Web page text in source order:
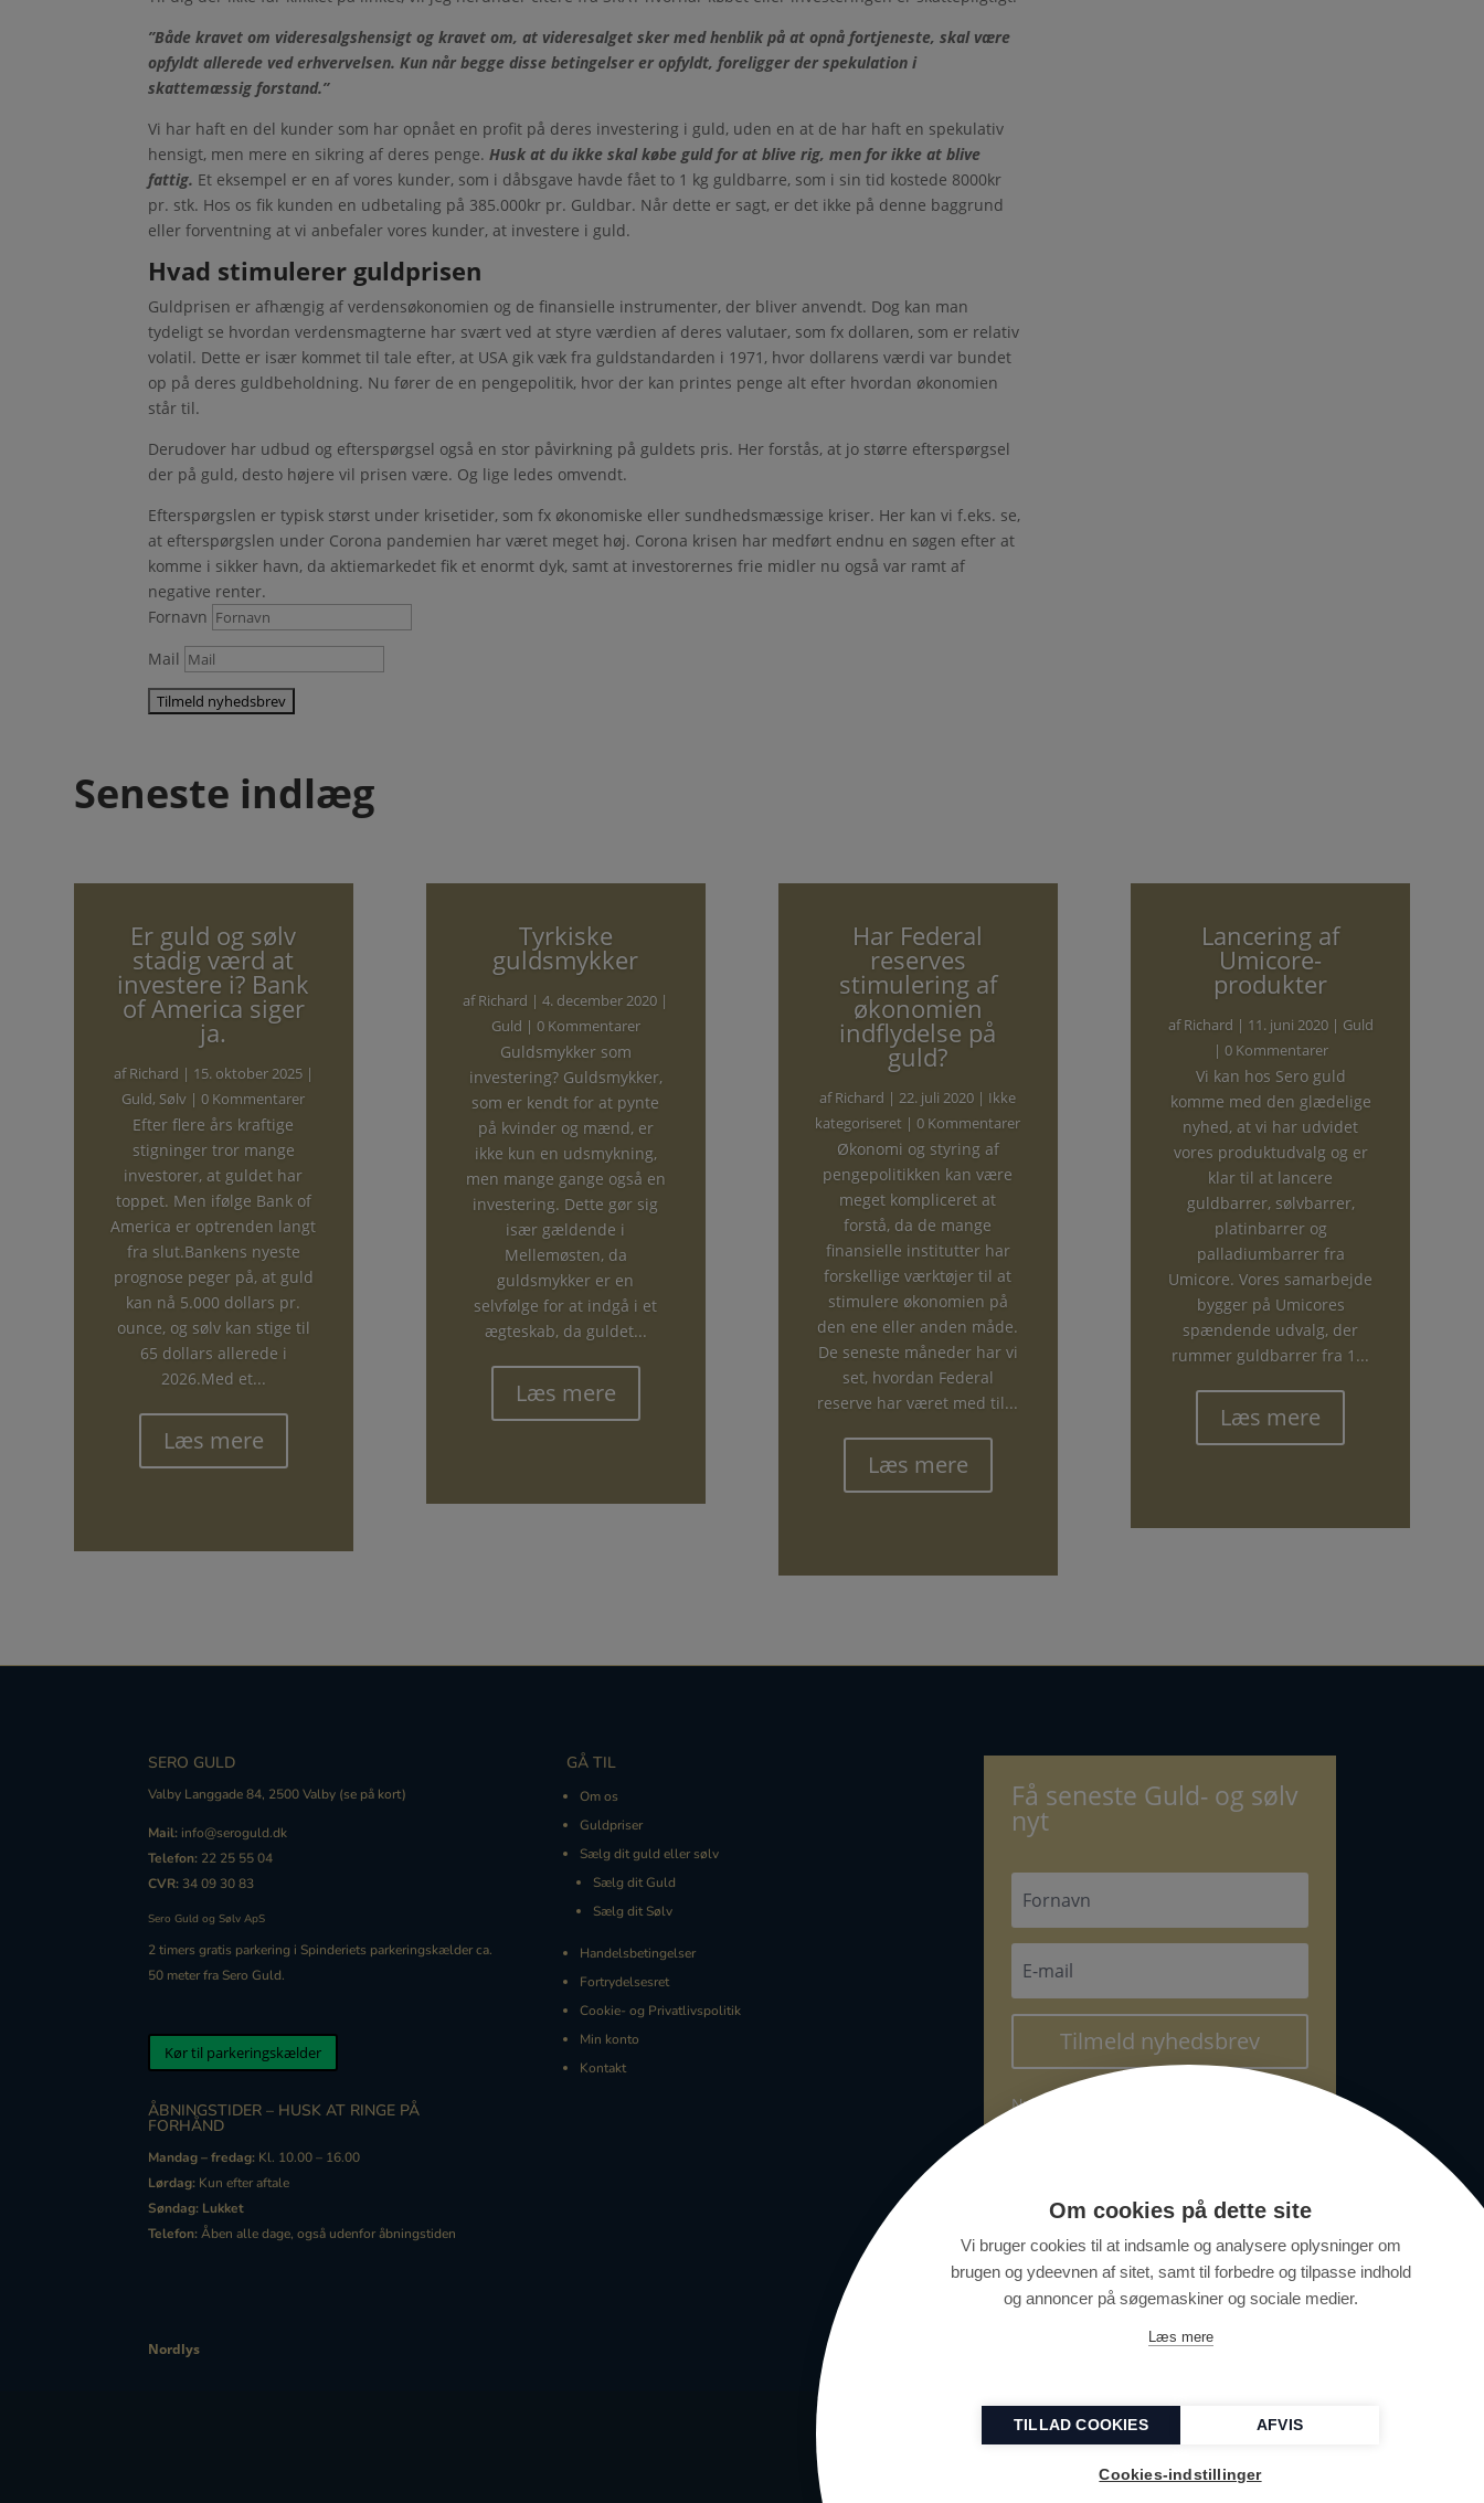
”Både kravet om videresalgshensigt og kravet om, at videresalget sker med henblik på at opnå fortjeneste, skal være
opfyldt allerede ved erhvervelsen. Kun når begge disse betingelser er opfyldt, foreligger der spekulation i
skattemæssig forstand.”
Vi har haft en del kunder som har opnået en profit på deres investering i guld, uden en at de har haft en spekulativ
hensigt, men mere en sikring af deres penge.Husk at du ikke skal købe guld for at blive rig, men for ikke at blive
fattig. Et eksempel er en af vores kunder, som i dåbsgave havde fået to 1 kg guldbarre, som i sin tid kostede 8000kr
pr. stk. Hos os fik kunden en udbetaling på 385.000kr pr. Guldbar. Når dette er sagt, er det ikke på denne baggrund
eller forventning at vi anbefaler vores kunder, at investere i guld.
Hvad stimulerer guldprisen
Guldprisen er afhængig af verdensøkonomien og de finansielle instrumenter, der bliver anvendt. Dog kan man
tydeligt se hvordan verdensmagterne har svært ved at styre værdien af deres valutaer, som fx dollaren, som er relativ
volatil. Dette er især kommet til tale efter, at USA gik væk fra guldstandarden i 1971, hvor dollarens værdi var bundet
op på deres guldbeholdning. Nu fører de en pengepolitik, hvor der kan printes penge alt efter hvordan økonomien
står til.
Derudover har udbud og efterspørgsel også en stor påvirkning på guldets pris. Her forstås, at jo større efterspørgsel
der på guld, desto højere vil prisen være. Og lige ledes omvendt.
Efterspørgslen er typisk størst under krisetider, som fx økonomiske eller sundhedsmæssige kriser. Her kan vi f.eks. se,
at efterspørgslen under Corona pandemien har været meget høj. Corona krisen har medført endnu en søgen efter at
komme i sikker havn, da aktiemarkedet fik et enormt dyk, samt at investorernes frie midler nu også var ramt af
negative renter.
Fornavn
Mail
Seneste indlæg
Er guld og sølv
stadig værd at
investere i? Bank
of America siger
ja.
afRichard | 15. oktober 2025|
Guld, Sølv | 0 Kommentarer
Efter flere års kraftige
stigninger tror mange
investorer, at guldet har
toppet. Men ifølge Bank of
America er optrenden langt
fra slut.Bankens nyeste
prognose peger på, at guld
kan nå 5.000 dollars pr.
ounce, og sølv kan stige til
65 dollars allerede i
2026.Med et...
Læs mere
Tyrkiske
guldsmykker
afRichard |4. december 2020 |
Guld | 0 Kommentarer
Guldsmykker som
investering? Guldsmykker,
som er kendt for at pynte
på kvinder og mænd, er
ikke kun en udsmykning,
men mange gange også en
investering. Dette gør sig
især gældende i
Mellemøsten, da
guldsmykker er en
selvfølge for at indgå i et
ægteskab, da guldet...
Læs mere
Har Federal
reserves
stimulering af
økonomien
indflydelse på
guld?
afRichard |22. juli 2020 | Ikke
kategoriseret | 0 Kommentarer
Økonomi og styring af
pengepolitikken kan være
meget kompliceret at
forstå, da de mange
finansielle institutter har
forskellige værktøjer til at
stimulere økonomien på
den ene eller anden måde.
De seneste måneder har vi
set, hvordan Federal
reserve har været med til...
Læs mere
Lancering af
Umicore-
produkter
afRichard | 11. juni 2020| Guld
| 0 Kommentarer
Vi kan hos Sero guld
komme med den glædelige
nyhed, at vi har udvidet
vores produktudvalg og er
klar til at lancere
guldbarrer, sølvbarrer,
platinbarrer og
palladiumbarrer fra
Umicore. Vores samarbejde
bygger på Umicores
spændende udvalg, der
rummer guldbarrer fra 1...
Læs mere
SERO GULD
Valby Langgade 84, 2500 Valby (se på kort)
Mail: info@seroguld.dk
Telefon: 22 25 55 04
CVR: 34 09 30 83
Sero Guld og Sølv ApS
2 timers gratis parkering i Spinderiets parkeringskælder ca.
50 meter fra Sero Guld.
Kør til parkeringskælder
ÅBNINGSTIDER – HUSK AT RINGE PÅ
FORHÅND
Mandag – fredag: Kl. 10.00 – 16.00
Lørdag: Kun efter aftale
Søndag: Lukket
Telefon: Åben alle dage, også udenfor åbningstiden
GÅ TIL
Om os
Guldpriser
Sælg dit guld eller sølv
Sælg dit Guld
Sælg dit Sølv
Handelsbetingelser
Fortrydelsesret
Cookie- og Privatlivspolitik
Min konto
Kontakt
Få seneste Guld- og sølv
nyt
Tilmeld nyhedsbrev
Nyhedsbrevet kan til enhver tid
Nordlys
Om cookies på dette site
Vi bruger cookies til at indsamle og analysere oplysninger om
brugen og ydeevnen af sitet, samt til forbedre og tilpasse indhold
og annoncer på søgemaskiner og sociale medier.
Læs mere
TILLAD COOKIES AFVIS
Cookies-indstillinger